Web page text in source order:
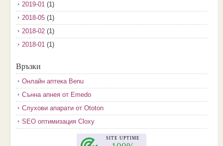
2019-01(1)
2018-05(1)
2018-02(1)
2018-01(1)
2017-11
2017-10(3)
2017-08(3)
2017-07(1)
2017-06(2)
Връзки
Онлайн аптека Benu
Сънна апнея от Emedo
Слухови апарати от Ototon
SEO оптимизация Cloxy